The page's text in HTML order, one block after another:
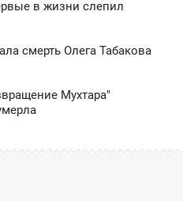
в жизни слепил
смерть Олега Табакова
Мухтара"